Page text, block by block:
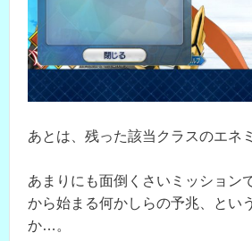
あとは、残った該当クラスのエネ
あまりにも面倒くさいミッション
から始まる何かしらの予兆、とい
か…。